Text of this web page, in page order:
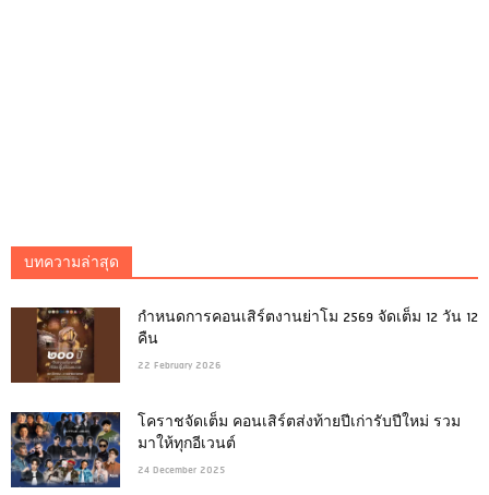
บทความล่าสุด
กำหนดการคอนเสิร์ตงานย่าโม 2569 จัดเต็ม 12 วัน 12
คืน
22 February 2026
โคราชจัดเต็ม คอนเสิร์ตส่งท้ายปีเก่ารับปีใหม่ รวม
มาให้ทุกอีเวนต์
24 December 2025